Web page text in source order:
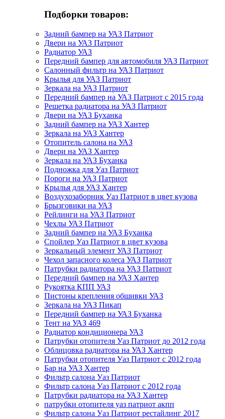
Подборки товаров:
Задний бампер на УАЗ Патриот
Двери на УАЗ Патриот
Радиатор УАЗ
Передний бампер для автомобиля УАЗ Патриот
Салонный фильтр на УАЗ Патриот
Крылья для УАЗ Патриот
Зеркала на УАЗ Патриот
Передний бампер на УАЗ Патриот с 2015 года
Решетка радиатора на УАЗ Патриот
Двери на УАЗ Буханка
Задний бампер на УАЗ Хантер
Зеркала на УАЗ Хантер
Отопитель салона на УАЗ
Двери на УАЗ Хантер
Зеркала на УАЗ Буханка
Подножка для Уаз Патриот
Пороги на УАЗ Патриот
Крылья для УАЗ Хантер
Воздухозаборник Уаз Патриот в цвет кузова
Брызговики на УАЗ
Рейлинги на УАЗ Патриот
Чехлы УАЗ Патриот
Задний бампер на УАЗ Буханка
Спойлер Уаз Патриот в цвет кузова
Зеркальный элемент УАЗ Патриот
Чехол запасного колеса УАЗ Патриот
Патрубки радиатора на УАЗ Патриот
Передний бампер на УАЗ Хантер
Рукоятка КПП УАЗ
Пистоны крепления обшивки УАЗ
Зеркала на УАЗ Пикап
Передний бампер на УАЗ Буханка
Тент на УАЗ 469
Радиатор кондиционера УАЗ
Патрубки отопителя Уаз Патриот до 2012 года
Облицовка радиатора на УАЗ Хантер
Патрубки отопителя Уаз Патриот с 2012 года
Бар на УАЗ Хантер
Фильтр салона Уаз Патриот
Фильтр салона Уаз Патриот с 2012 года
Патрубки радиатора на УАЗ Хантер
патрубки отопителя уаз патриот акпп
Фильтр салона Уаз Патриот рестайлинг 2017